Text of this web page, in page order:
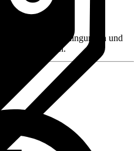
B. Rückgabebedingungen und